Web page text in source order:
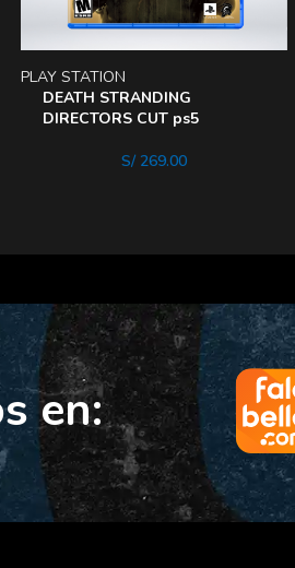
DEATH STRANDING
DIRECTORS CUT ps5
PLAY STATION
S/269.00
en: